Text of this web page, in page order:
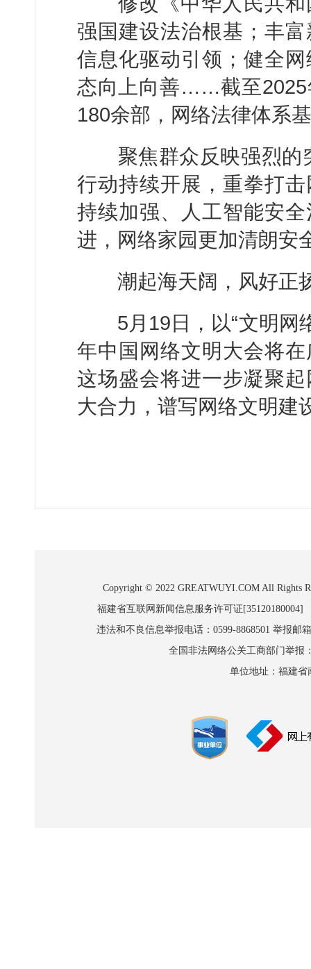
强国建设法治根基；丰
信息化驱动引领；健全
态向上向善……截至2025
180余部，网络法律体系
聚焦群众反映强烈的突
行动持续开展，重拳打
持续加强、人工智能安
进，网络家园更加清朗安
潮起海天阔，风好正
5月19日，以“文明网
年中国网络文明大会将
这场盛会将进一步凝聚
大合力，谱写网络文明建
Copyright © 2022 GREATWUYI.COM All Rights
福建省互联网新闻信息服务许可证
违法和不良信息举报电话：0599-8868501 举报邮
全国非法网络公关工商部门举报
单位地址：福建省